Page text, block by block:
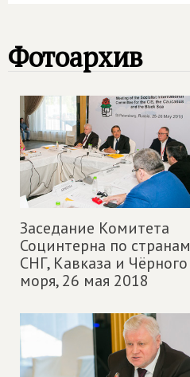
Фотоархив
Заседание Комитета
Социнтерна по странам
СНГ, Кавказа и Чёрного
моря,26 мая 2018